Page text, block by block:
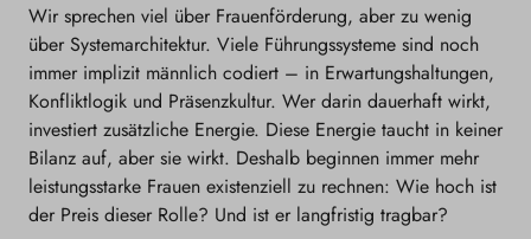
Wir sprechen viel über Frauenförderung, aber zu wenig
über Systemarchitektur. Viele Führungssysteme sind noch
immer implizit männlich codiert – in Erwartungshaltungen,
Konfliktlogik und Präsenzkultur. Wer darin dauerhaft wirkt,
investiert zusätzliche Energie. Diese Energie taucht in keiner
Bilanz auf, aber sie wirkt. Deshalb beginnen immer mehr
leistungsstarke Frauen existenziell zu rechnen: Wie hoch ist
der Preis dieser Rolle? Und ist er langfristig tragbar?